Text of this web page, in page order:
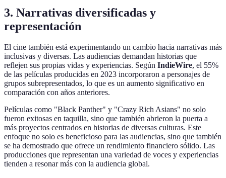
3. Narrativas diversificadas y
representación
El cine también está experimentando un cambio hacia narrativas más
inclusivas y diversas. Las audiencias demandan historias que
reflejen sus propias vidas y experiencias. Según IndieWire, el 55%
de las películas producidas en 2023 incorporaron a personajes de
grupos subrepresentados, lo que es un aumento significativo en
comparación con años anteriores.
Películas como "Black Panther" y "Crazy Rich Asians" no solo
fueron exitosas en taquilla, sino que también abrieron la puerta a
más proyectos centrados en historias de diversas culturas. Este
enfoque no solo es beneficioso para las audiencias, sino que también
se ha demostrado que ofrece un rendimiento financiero sólido. Las
producciones que representan una variedad de voces y experiencias
tienden a resonar más con la audiencia global.